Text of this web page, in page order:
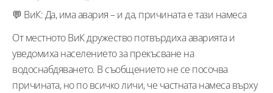
💬 ВиК: Да, има авария – и да, причината е тази намеса
От местното ВиК дружество потвърдиха аварията и
уведомиха населението за прекъсване на
водоснабдяването. В съобщението не се посочва
причината, но по всичко личи, че частната намеса върху